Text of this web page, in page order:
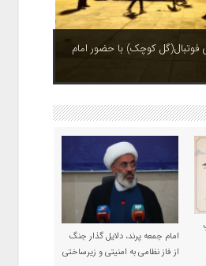
پرند در فصل بهار + تصاویر
امام جمعه پرند، دلایل گذار جنگ
از فاز نظامی به امنیتی و زیرساختی